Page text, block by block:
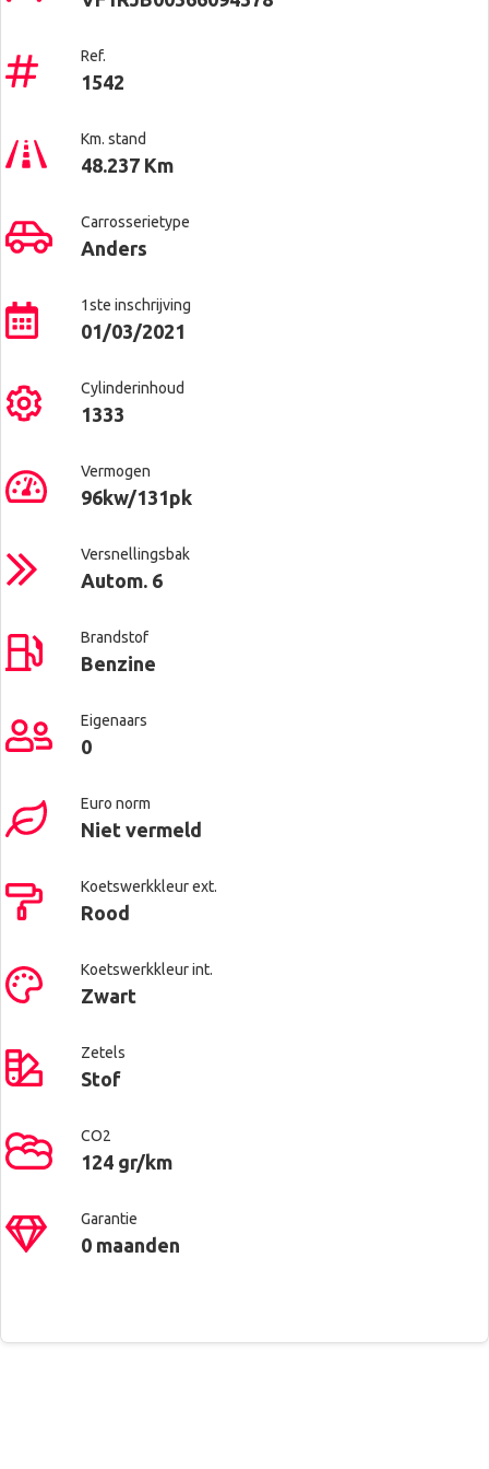
Ref.
1542
Km. stand
48.237 Km
Carrosserietype
Anders
1ste inschrijving
01/03/2021
Cylinderinhoud
1333
Vermogen
96kw/131pk
Versnellingsbak
Autom. 6
Brandstof
Benzine
Eigenaars
0
Euro norm
Niet vermeld
Koetswerkkleur ext.
Rood
Koetswerkkleur int.
Zwart
Zetels
Stof
CO2
124 gr/km
Garantie
0 maanden